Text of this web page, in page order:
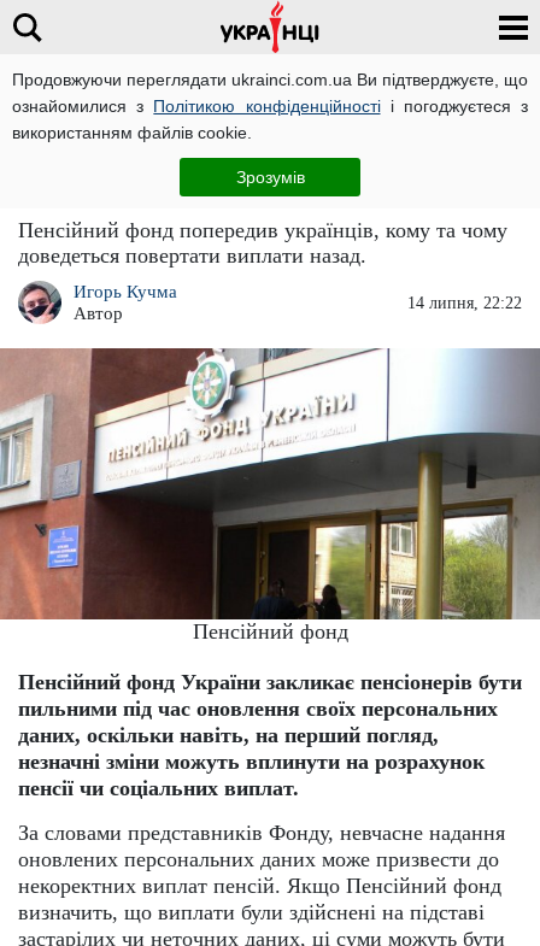
Продовжуючи переглядати ukrainci.com.ua Ви підтверджуєте, що
ознайомилися з Політикою конфіденційностіі погоджуєтеся з
використанням файлів cookie.
Зрозумів
Новини
ПФУ змусить повернути виплати назад: чи
торкнеться це пенсії
Пенсійний фонд попередив українців, кому та чому
доведеться повертати виплати назад.
Игорь Кучма
Автор
14 липня, 22:22
Пенсійний фонд
Пенсійний фонд України закликає пенсіонерів бути
пильними під час оновлення своїх персональних
даних, оскільки навіть, на перший погляд,
незначні зміни можуть вплинути на розрахунок
пенсії чи соціальних виплат.
За словами представників Фонду, невчасне надання
оновлених персональних даних може призвести до
некоректних виплат пенсій. Якщо Пенсійний фонд
визначить, що виплати були здійснені на підставі
застарілих чи неточних даних, ці суми можуть бути